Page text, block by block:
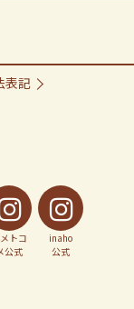
表記
トコ
公式
inaho
公式